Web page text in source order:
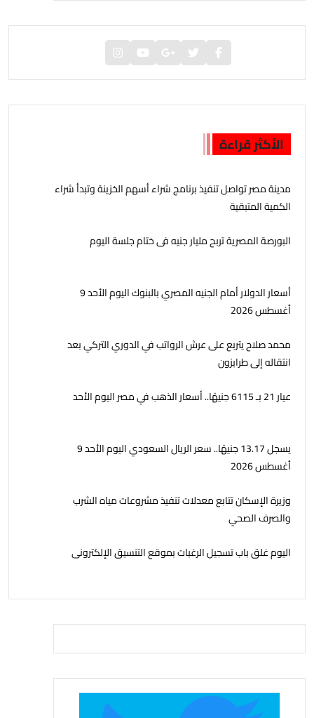
الأكثر قراءة
مدينة مصر تواصل تنفيذ برنامج شراء أسهم الخزينة وتبدأ شراء
الكمية المتبقية
البورصة المصرية تربح مليار جنيه فى ختام جلسة اليوم
أسعار الدولار أمام الجنيه المصري بالبنوك اليوم الأحد 9
أغسطس 2026
محمد صلاح يتربع على عرش الرواتب في الدوري التركي بعد
انتقاله إلى طرابزون
عيار 21 بـ 6115 جنيهًا.. أسعار الذهب في مصر اليوم الأحد
يسجل 13.17 جنيهًا.. سعر الريال السعودي اليوم الأحد 9
أغسطس 2026
وزيرة الإسكان تتابع معدلات تنفيذ مشروعات مياه الشرب
والصرف الصحي
اليوم غلق باب تسجيل الرغبات بموقع التنسيق الإلكترونى